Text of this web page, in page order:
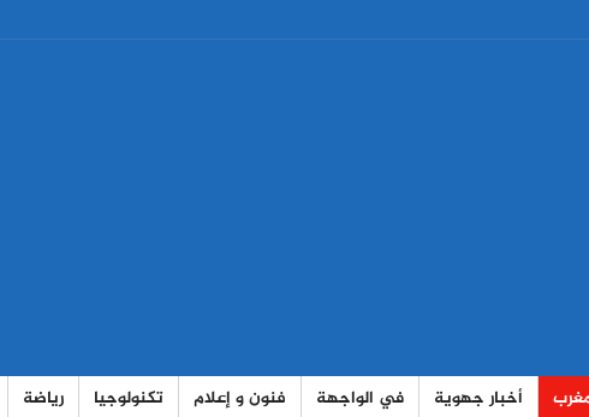
أخبار جهوية في الواجهة فنون و إعلام تكنولوجيا رياضة